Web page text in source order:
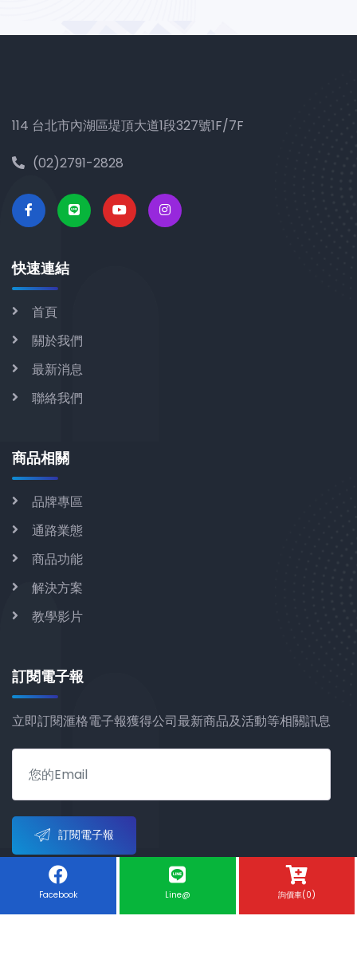
114 台北市內湖區堤頂大道1段327號1F/7F
(02)2791-2828
快速連結
首頁
關於我們
最新消息
聯絡我們
商品相關
品牌專區
通路業態
商品功能
解決方案
教學影片
訂閱電子報
立即訂閱滙格電子報獲得公司最新商品及活動等相關訊息
訂閱電子報
Facebook Line@ 詢價車(0)